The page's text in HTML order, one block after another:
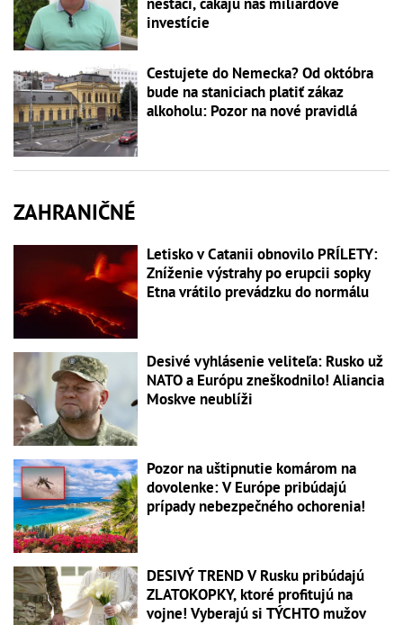
investície
Cestujete do Nemecka? Od októbra
bude na staniciach platiť zákaz
alkoholu: Pozor na nové pravidlá
ZAHRANIČNÉ
Letisko v Catanii obnovilo PRÍLETY:
Zníženie výstrahy po erupcii sopky
Etna vrátilo prevádzku do normálu
Desivé vyhlásenie veliteľa: Rusko už
NATO a Európu zneškodnilo! Aliancia
Moskve neublíži
Pozor na uštipnutie komárom na
dovolenke: V Európe pribúdajú
prípady nebezpečného ochorenia!
DESIVÝ TREND V Rusku pribúdajú
ZLATOKOPKY, ktoré profitujú na
vojne! Vyberajú si TÝCHTO mužov